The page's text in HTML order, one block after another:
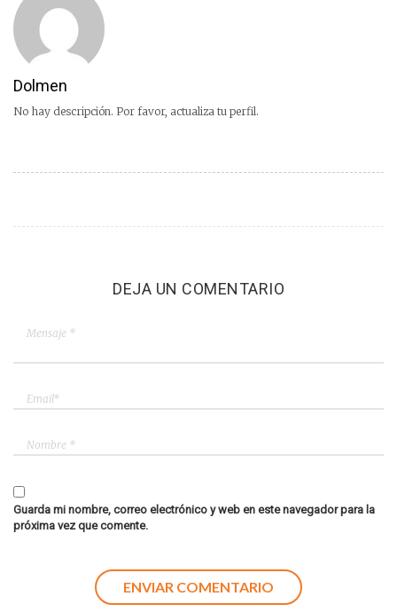
Dolmen
No hay descripción. Por favor, actualiza tu perfil.
DEJA UN COMENTARIO
Guarda mi nombre, correo electrónico y web en este navegador para la
próxima vez que comente.